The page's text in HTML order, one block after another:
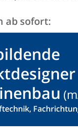
ab sofort: